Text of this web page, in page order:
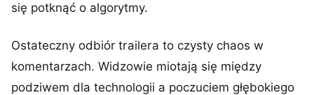
się potknąć o algorytmy.
Ostateczny odbiór trailera to czysty chaos w
komentarzach. Widzowie miotają się między
podziwem dla technologii a poczuciem głębokiego